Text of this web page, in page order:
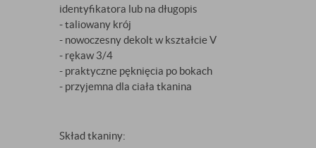
identyfikatora lub na długopis
- taliowany krój
- nowoczesny dekolt w kształcie V
- rękaw 3/4
- praktyczne pęknięcia po bokach
- przyjemna dla ciała tkanina
Skład tkaniny: